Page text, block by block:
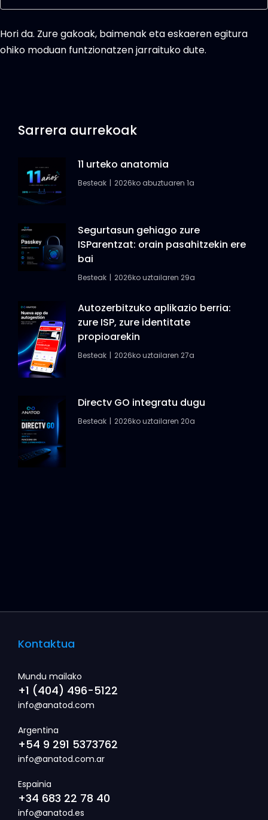
Hori da. Zure gakoak, baimenak eta eskaeren egitura
ohiko moduan funtzionatzen jarraituko dute.
Sarrera aurrekoak
11 urteko anatomia
Besteak 2026ko abuztuaren 1a
Segurtasun gehiago zure
ISParentzat: orain pasahitzekin ere
bai
Besteak 2026ko uztailaren 29a
Autozerbitzuko aplikazio berria:
zure ISP, zure identitate
propioarekin
Besteak 2026ko uztailaren 27a
Directv GO integratu dugu
Besteak 2026ko uztailaren 20a
Kontaktua
Mundu mailako
+1 (404) 496-5122
info@anatod.com
Argentina
+54 9 291 5373762
info@anatod.com.ar
Espainia
+34 683 22 78 40
info@anatod.es